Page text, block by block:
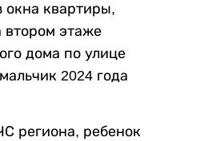
окна квартиры,
втором этаже
дома по улице
2024 года
региона, ребенок